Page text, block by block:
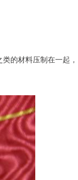
的材料压制在一起，